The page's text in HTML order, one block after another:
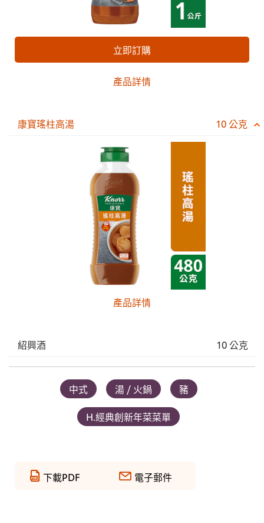
立即訂購
產品詳情
康寶瑤柱高湯 10 公克
產品詳情
紹興酒 10 公克
中式 湯 / 火鍋 豬
H.經典創新年菜菜單
下載PDF 電子郵件